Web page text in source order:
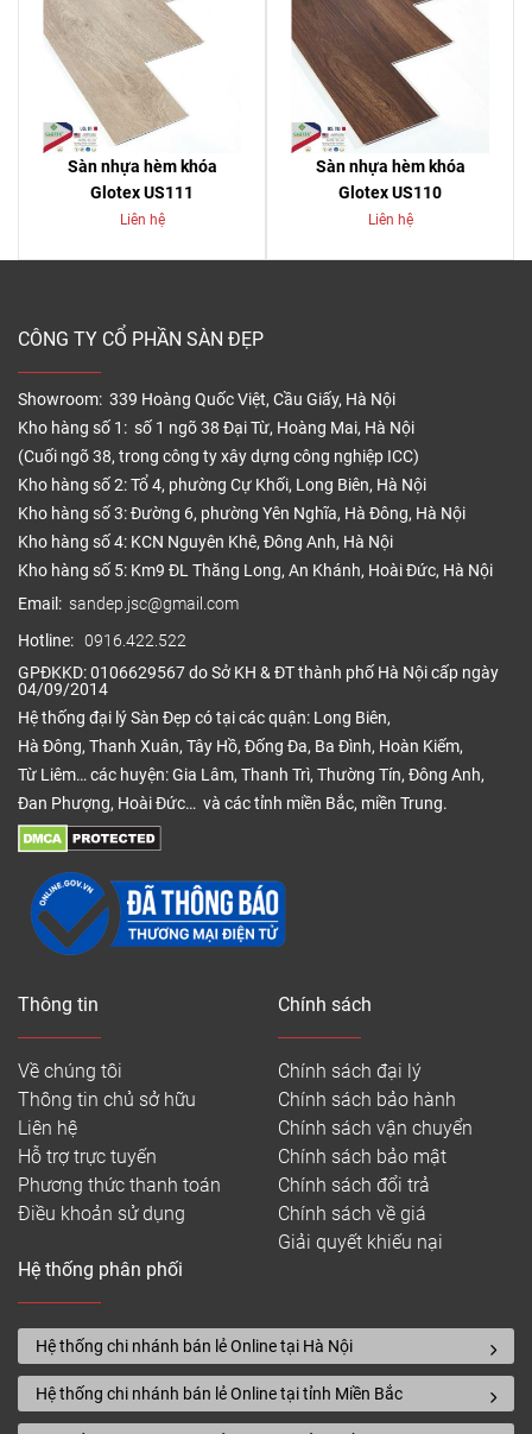
Sàn nhựa hèm khóa
Glotex US111
Liên hệ
Sàn nhựa hèm khóa
Glotex US110
Liên hệ
CÔNG TY CỔ PHẦN SÀN ĐẸP
Showroom: 339 Hoàng Quốc Việt, Cầu Giấy, Hà Nội
Kho hàng số 1: số 1 ngõ 38 Đại Từ, Hoàng Mai, Hà Nội
(Cuối ngõ 38, trong công ty xây dựng công nghiệp ICC)
Kho hàng số 2: Tổ 4, phường Cự Khối, Long Biên, Hà Nội
Kho hàng số 3: Đường 6, phường Yên Nghĩa, Hà Đông, Hà Nội
Kho hàng số 4: KCN Nguyên Khê, Đông Anh, Hà Nội
Kho hàng số 5: Km9 ĐL Thăng Long, An Khánh, Hoài Đức, Hà Nội
Email: sandep.jsc@gmail.com
Hotline: 0916.422.522
GPĐKKD: 0106629567 do Sở KH & ĐT thành phố Hà Nội cấp ngày
04/09/2014
Hệ thống đại lý Sàn Đẹp có tại các quận: Long Biên,
Hà Đông, Thanh Xuân, Tây Hồ, Đống Đa, Ba Đình, Hoàn Kiếm,
Từ Liêm… các huyện: Gia Lâm, Thanh Trì, Thường Tín, Đông Anh,
Đan Phượng, Hoài Đức… và các tỉnh miền Bắc, miền Trung.
Thông tin
Về chúng tôi
Thông tin chủ sở hữu
Liên hệ
Hỗ trợ trực tuyến
Phương thức thanh toán
Điều khoản sử dụng
Chính sách
Chính sách đại lý
Chính sách bảo hành
Chính sách vận chuyển
Chính sách bảo mật
Chính sách đổi trả
Chính sách về giá
Giải quyết khiếu nại
Hệ thống phân phối
Hệ thống chi nhánh bán lẻ Online tại Hà Nội
Hệ thống chi nhánh bán lẻ Online tại tỉnh Miền Bắc